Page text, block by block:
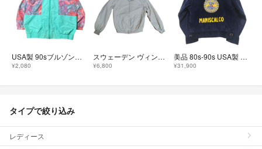
USA製 90sブルゾン 花柄 ライトジャケット 古着 M 8La
¥2,080
スウェーデン ヴィンテージ ハリトンジャケット スイングトップ ドリズラー
¥6,800
美品 80s-90s USA製 FFAジャケット フロリダ 100-32 濃紺
¥31,900
タイプで絞り込み
レディース